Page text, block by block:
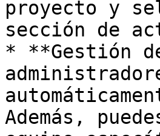
proyecto y
sección de
* **Gestión
Además,